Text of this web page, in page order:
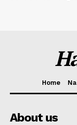
Home
About us